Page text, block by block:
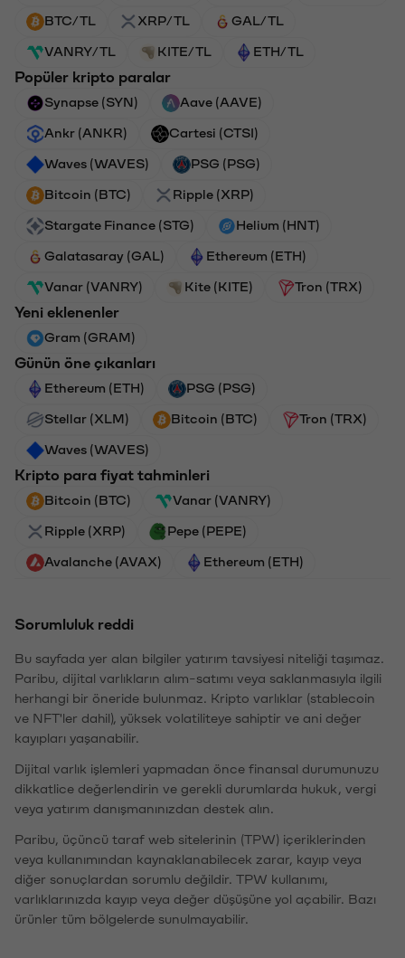
BTC/TL XRP/TL GAL/TL
VANRY/TL KITE/TL ETH/TL
Popüler kripto paralar
Synapse (SYN) Aave (AAVE)
Ankr (ANKR) Cartesi (CTSI)
Waves (WAVES) PSG (PSG)
Bitcoin (BTC) Ripple (XRP)
Stargate Finance (STG) Helium (HNT)
Galatasaray (GAL) Ethereum (ETH)
Vanar (VANRY) Kite (KITE) Tron (TRX)
Yeni eklenenler
Gram (GRAM)
Günün öne çıkanları
Ethereum (ETH) PSG (PSG)
Stellar (XLM) Bitcoin (BTC) Tron (TRX)
Waves (WAVES)
Kripto para fiyat tahminleri
Bitcoin (BTC) Vanar (VANRY)
Ripple (XRP) Pepe (PEPE)
Avalanche (AVAX) Ethereum (ETH)
Sorumluluk reddi
Bu sayfada yer alan bilgiler yatırım tavsiyesi niteliği taşımaz.
Paribu, dijital varlıkların alım-satımı veya saklanmasıyla ilgili
herhangi bir öneride bulunmaz. Kripto varlıklar (stablecoin
ve NFT'ler dahil), yüksek volatiliteye sahiptir ve ani değer
kayıpları yaşanabilir.
Dijital varlık işlemleri yapmadan önce finansal durumunuzu
dikkatlice değerlendirin ve gerekli durumlarda hukuk, vergi
veya yatırım danışmanınızdan destek alın.
Paribu, üçüncü taraf web sitelerinin (TPW) içeriklerinden
veya kullanımından kaynaklanabilecek zarar, kayıp veya
diğer sonuçlardan sorumlu değildir. TPW kullanımı,
varlıklarınızda kayıp veya değer düşüşüne yol açabilir. Bazı
ürünler tüm bölgelerde sunulmayabilir.